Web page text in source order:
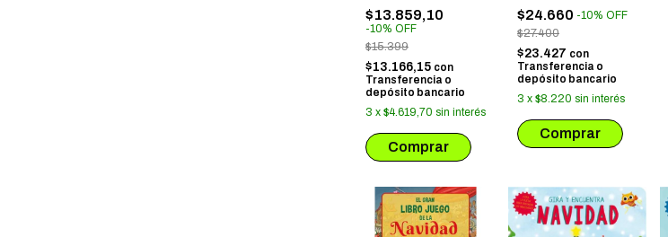
DESCUBRE
$13.859,10
-10% OFF
$15.399
$13.166,15 con
Transferencia o
depósito bancario
3 x $4.619,70 sin interés
TESORO DE LA
REINA
$24.660 -10% OFF
$27.400
$23.427 con
Transferencia o
depósito bancario
3 x $8.220 sin interés